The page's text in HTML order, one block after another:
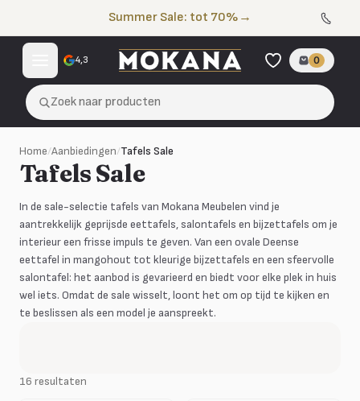
Summer Sale: tot 70% →
4,3 0
Zoek naar producten
Home/Aanbiedingen/Tafels Sale
Tafels Sale
In de sale-selectie tafels van Mokana Meubelen vind je
aantrekkelijk geprijsde eettafels, salontafels en bijzettafels om je
interieur een frisse impuls te geven. Van een ovale Deense
eettafel in mangohout tot kleurige bijzettafels en een sfeervolle
salontafel: het aanbod is gevarieerd en biedt voor elke plek in huis
wel iets. Omdat de sale wisselt, loont het om op tijd te kijken en
te beslissen als een model je aanspreekt.
16 resultaten